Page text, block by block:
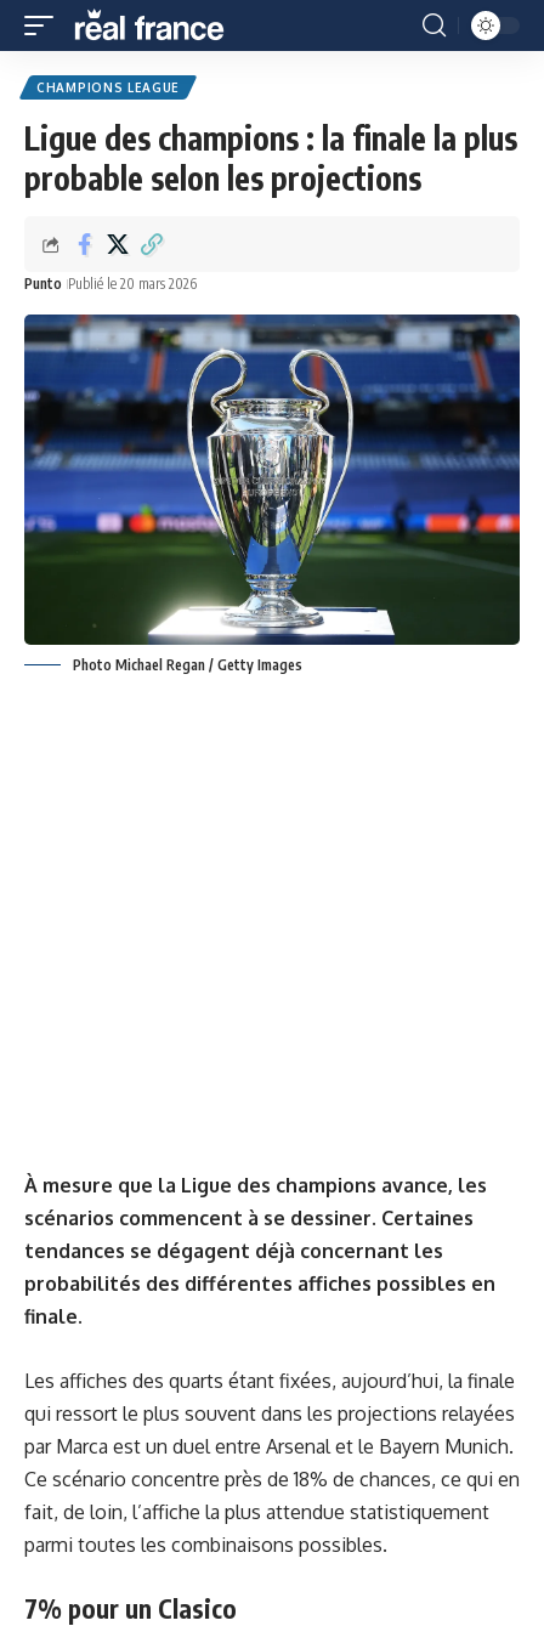
CHAMPIONS LEAGUE
Ligue des champions : la finale la plus
probable selon les projections
Punto Publié le 20 mars 2026
Photo Michael Regan / Getty Images
À mesure que la Ligue des champions avance, les
scénarios commencent à se dessiner. Certaines
tendances se dégagent déjà concernant les
probabilités des différentes affiches possibles en
finale.
Les affiches des quarts étant fixées, aujourd’hui, la finale
qui ressort le plus souvent dans les projections relayées
par Marca est un duel entre Arsenal et le Bayern Munich.
Ce scénario concentre près de 18% de chances, ce qui en
fait, de loin, l’affiche la plus attendue statistiquement
parmi toutes les combinaisons possibles.
7% pour un Clasico